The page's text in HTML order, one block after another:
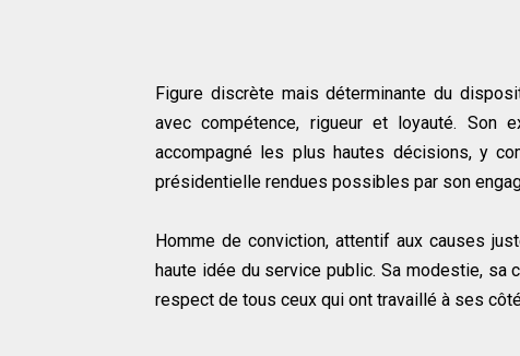
Figure discrète mais déterminante du
avec compétence, rigueur et loyauté.
accompagné les plus hautes décisions, y
présidentielle rendues possibles par son
Homme de conviction, attentif aux causes
haute idée du service public. Sa modestie,
respect de tous ceux qui ont travaillé à ses